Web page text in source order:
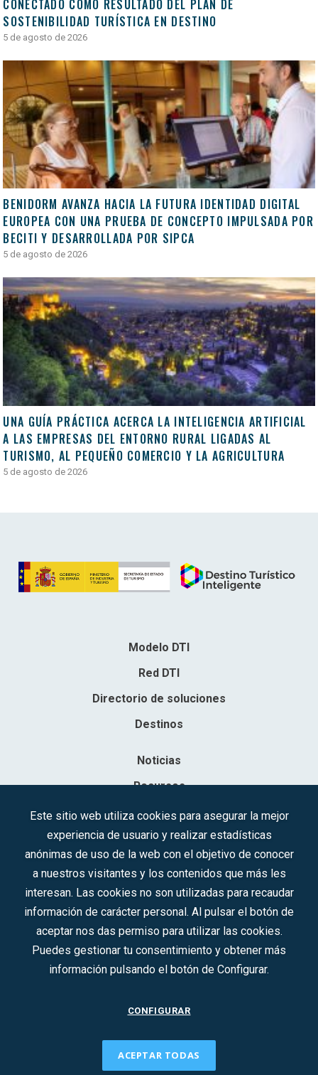
CONECTADO COMO RESULTADO DEL PLAN DE
SOSTENIBILIDAD TURÍSTICA EN DESTINO
5 de agosto de 2026
BENIDORM AVANZA HACIA LA FUTURA IDENTIDAD DIGITAL
EUROPEA CON UNA PRUEBA DE CONCEPTO IMPULSADA POR
BECITI Y DESARROLLADA POR SIPCA
5 de agosto de 2026
UNA GUÍA PRÁCTICA ACERCA LA INTELIGENCIA ARTIFICIAL
A LAS EMPRESAS DEL ENTORNO RURAL LIGADAS AL
TURISMO, AL PEQUEÑO COMERCIO Y LA AGRICULTURA
5 de agosto de 2026
Modelo DTI
Red DTI
Directorio de soluciones
Destinos
Noticias
Recursos
Contacto
Sociedad Mercantil Estatal para la Gestión de la Innovación y las
Síguenos en redes sociales:
CONTACTO
2022 © DTI · Todos los derechos reservados ·
Este sitio web utiliza cookies para asegurar la mejor
experiencia de usuario y realizar estadísticas
anónimas de uso de la web con el objetivo de conocer
a nuestros visitantes y los contenidos que más les
interesan. Las cookies no son utilizadas para recaudar
información de carácter personal. Al pulsar el botón de
aceptar nos das permiso para utilizar las cookies.
Puedes gestionar tu consentimiento y obtener más
información pulsando el botón de Configurar.
CONFIGURAR
ACEPTAR TODAS